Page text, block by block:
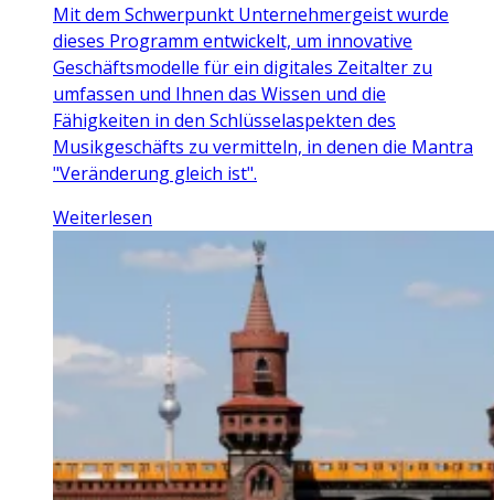
Mit dem Schwerpunkt Unternehmergeist wurde
dieses Programm entwickelt, um innovative
Geschäftsmodelle für ein digitales Zeitalter zu
umfassen und Ihnen das Wissen und die
Fähigkeiten in den Schlüsselaspekten des
Musikgeschäfts zu vermitteln, in denen die Mantra
"Veränderung gleich ist".
Weiterlesen